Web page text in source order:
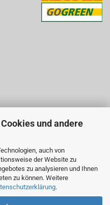
und andere
auch von
der Website zu
zu analysieren und Ihnen
zu können. Weitere
.